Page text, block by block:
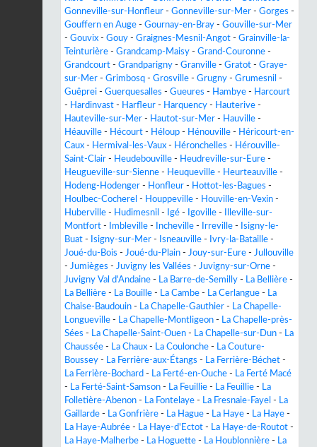
Gonneville-sur-Honfleur - Gonneville-sur-Mer - Gorges -
Gouffern en Auge - Gournay-en-Bray - Gouville-sur-Mer
- Gouvix - Gouy - Graignes-Mesnil-Angot - Grainville-la-
Teinturière - Grandcamp-Maisy - Grand-Couronne -
Grandcourt - Grandparigny - Granville - Gratot - Graye-
sur-Mer - Grimbosq - Grosville - Grugny - Grumesnil -
Guêprei - Guerquesalles - Gueures - Hambye - Harcourt
- Hardinvast - Harfleur - Harquency - Hauterive -
Hauteville-sur-Mer - Hautot-sur-Mer - Hauville -
Héauville - Hécourt - Héloup - Hénouville - Héricourt-en-
Caux - Hermival-les-Vaux - Héronchelles - Hérouville-
Saint-Clair - Heudebouville - Heudreville-sur-Eure -
Heugueville-sur-Sienne - Heuqueville - Heurteauville -
Hodeng-Hodenger - Honfleur - Hottot-les-Bagues -
Houlbec-Cocherel - Houppeville - Houville-en-Vexin -
Huberville - Hudimesnil - Igé - Igoville -
Illeville-sur-
Montfort - Imbleville - Incheville - Irreville -
Isigny-le-
Buat - Isigny-sur-Mer - Isneauville - Ivry-la-Bataille -
Joué-du-Bois - Joué-du-Plain - Jouy-sur-Eure - Jullouville
- Jumièges - Juvigny les Vallées - Juvigny-sur-Orne -
Juvigny Val d'Andaine - La Barre-de-Semilly - La Bellière -
La Bellière - La Bouille - La Cambe - La Cerlangue - La
Chaise-Baudouin - La Chapelle-Gauthier - La Chapelle-
Longueville - La Chapelle-Montligeon - La Chapelle-près-
Sées - La Chapelle-Saint-Ouen - La Chapelle-sur-Dun - La
Chaussée - La Chaux - La Coulonche - La Couture-
Boussey - La Ferrière-aux-Étangs - La Ferrière-Béchet -
La Ferrière-Bochard - La Ferté-en-Ouche - La Ferté Macé
- La Ferté-Saint-Samson - La Feuillie - La Feuillie - La
Folletière-Abenon - La Fontelaye - La Fresnaie-Fayel - La
Gaillarde - La Gonfrière - La Hague - La Haye - La Haye -
La Haye-Aubrée - La Haye-d'Ectot - La Haye-de-Routot -
La Haye-Malherbe - La Hoguette - La Houblonnière - La